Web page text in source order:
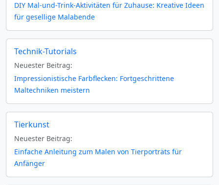
DIY Mal-und-Trink-Aktivitäten für Zuhause: Kreative Ideen
für gesellige Malabende
Technik-Tutorials
Neuester Beitrag:
Impressionistische Farbflecken: Fortgeschrittene
Maltechniken meistern
Tierkunst
Neuester Beitrag:
Einfache Anleitung zum Malen von Tierporträts für
Anfänger